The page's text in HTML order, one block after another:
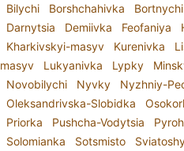
Bilychi
Borshchahivka Bortnychi
Darnytsia
Demiivka Feofaniya
Kharkivskyi-masyv
Kurenivka
masyv
Lukyanivka Lypky
Novobilychi
Nyvky Nyzhniy-
Oleksandrivska-Slobidka
Priorka
Pushcha-Vodytsia
Solomianka
Sotsmisto